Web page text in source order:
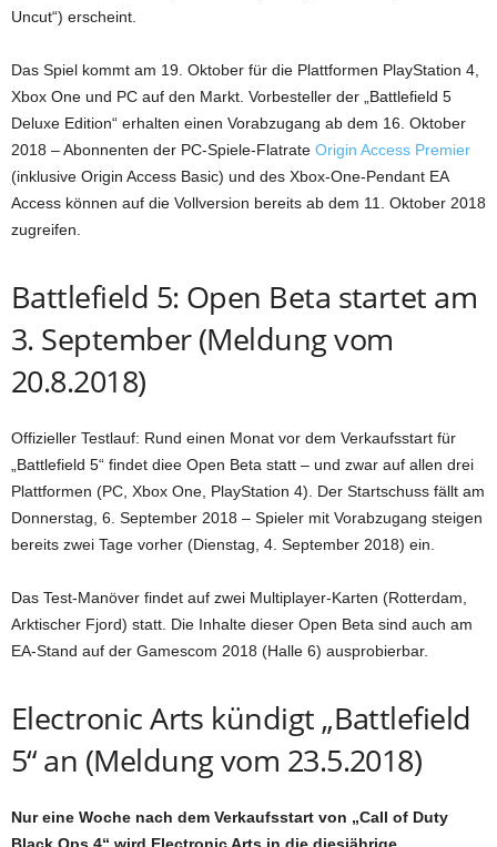
Uncut“) erscheint.
Das Spiel kommt am 19. Oktober für die Plattformen PlayStation 4,
Xbox One und PC auf den Markt. Vorbesteller der „Battlefield 5
Deluxe Edition“ erhalten einen Vorabzugang ab dem 16. Oktober
2018 – Abonnenten der PC-Spiele-Flatrate Origin Access Premier
(inklusive Origin Access Basic) und des Xbox-One-Pendant EA
Access können auf die Vollversion bereits ab dem 11. Oktober 2018
zugreifen.
Battlefield 5: Open Beta startet am
3. September (Meldung vom
20.8.2018)
Offizieller Testlauf: Rund einen Monat vor dem Verkaufsstart für
„Battlefield 5“ findet diee Open Beta statt – und zwar auf allen drei
Plattformen (PC, Xbox One, PlayStation 4). Der Startschuss fällt am
Donnerstag, 6. September 2018 – Spieler mit Vorabzugang steigen
bereits zwei Tage vorher (Dienstag, 4. September 2018) ein.
Das Test-Manöver findet auf zwei Multiplayer-Karten (Rotterdam,
Arktischer Fjord) statt. Die Inhalte dieser Open Beta sind auch am
EA-Stand auf der Gamescom 2018 (Halle 6) ausprobierbar.
Electronic Arts kündigt „Battlefield
5“ an (Meldung vom 23.5.2018)
Nur eine Woche nach dem Verkaufsstart von „Call of Duty
Black Ops 4“ wird Electronic Arts in die diesjährige